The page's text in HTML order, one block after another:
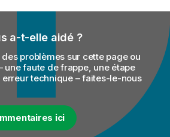
a-t-elle aidé ?
problèmes sur cette page ou
une faute de frappe, une étape
erreur technique – faites-le-nous
ici